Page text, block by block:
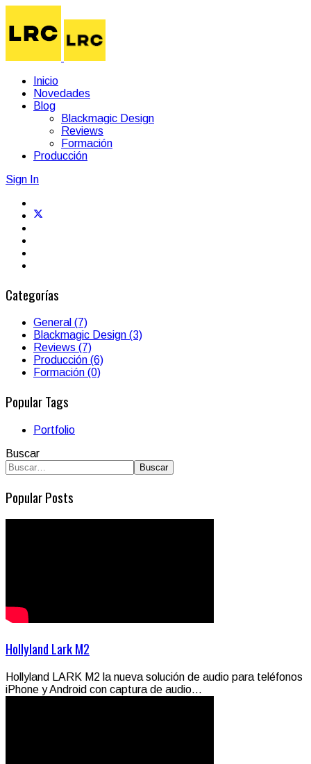
Inicio
Novedades
Blog
Blackmagic Design
Reviews
Formación
Producción
Sign In
Categorías
General (7)
Blackmagic Design (3)
Reviews (7)
Producción (6)
Formación (0)
Popular Tags
Portfolio
Buscar
Buscar
Popular Posts
Hollyland Lark M2
Hollyland LARK M2 la nueva solución de audio para teléfonos
iPhone y Android con captura de audio...